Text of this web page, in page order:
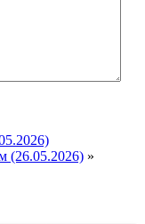
(26.05.2026) »